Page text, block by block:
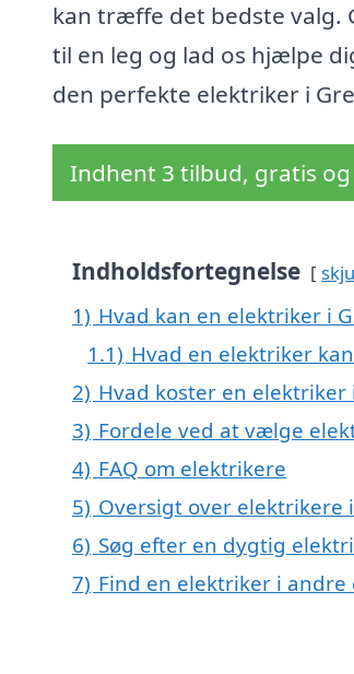
kan træffe det bedste valg.
til en leg og lad os hjælpe
den perfekte elektriker i
Indhent 3 tilbud, gratis
Indholdsfortegnelse
1) Hvad kan en elektriker i
1.1) Hvad en elektriker
2) Hvad koster en elektriker
3) Fordele ved at vælge
4) FAQ om elektrikere
5) Oversigt over elektrikere
6) Søg efter en dygtig
7) Find en elektriker i andre